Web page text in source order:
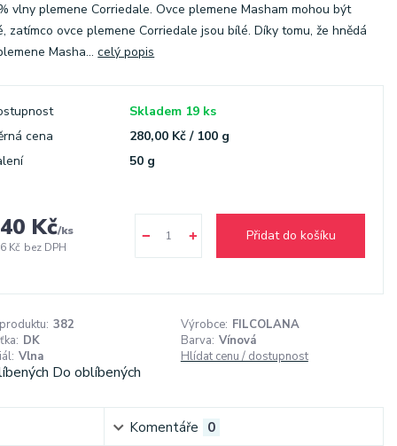
vlny plemene Corriedale. Ovce plemene Masham mohou být
zatímco ovce plemene Corriedale jsou bílé. Díky tomu, že hnědá
Masha...celý popis
Skladem 19 ks
cena
280,00 Kč / 100 g
50 g
Kč/ks
Kč bez DPH
Přidat do košíku
382 Výrobce: FILCOLANA
DK Barva: Vínová
Vlna Hlídat cenu / dostupnost
Do oblíbených
Komentáře 0